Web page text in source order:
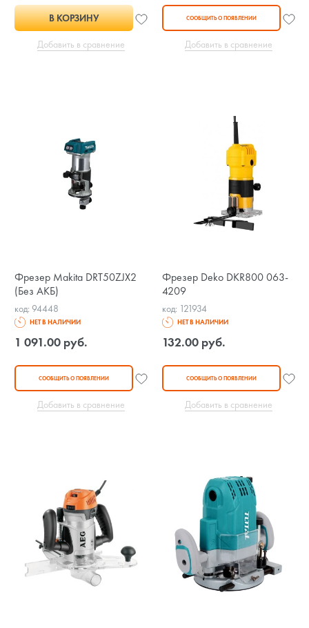
В КОРЗИНУ
Добавить в сравнение
СООБЩИТЬ О ПОЯВЛЕНИИ
Добавить в сравнение
Фрезер Makita DRT50ZJX2
(Без АКБ)
код: 94448
НЕТ В НАЛИЧИИ
1 091.00 руб.
СООБЩИТЬ О ПОЯВЛЕНИИ
Добавить в сравнение
Фрезер Deko DKR800 063-
4209
код: 121934
НЕТ В НАЛИЧИИ
132.00 руб.
СООБЩИТЬ О ПОЯВЛЕНИИ
Добавить в сравнение